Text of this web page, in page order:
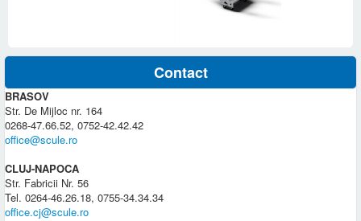
Contact
BRASOV
Str. De Mijloc nr. 164
0268-47.66.52, 0752-42.42.42
office@scule.ro
CLUJ-NAPOCA
Str. Fabricii Nr. 56
Tel. 0264-46.26.18, 0755-34.34.34
office.cj@scule.ro